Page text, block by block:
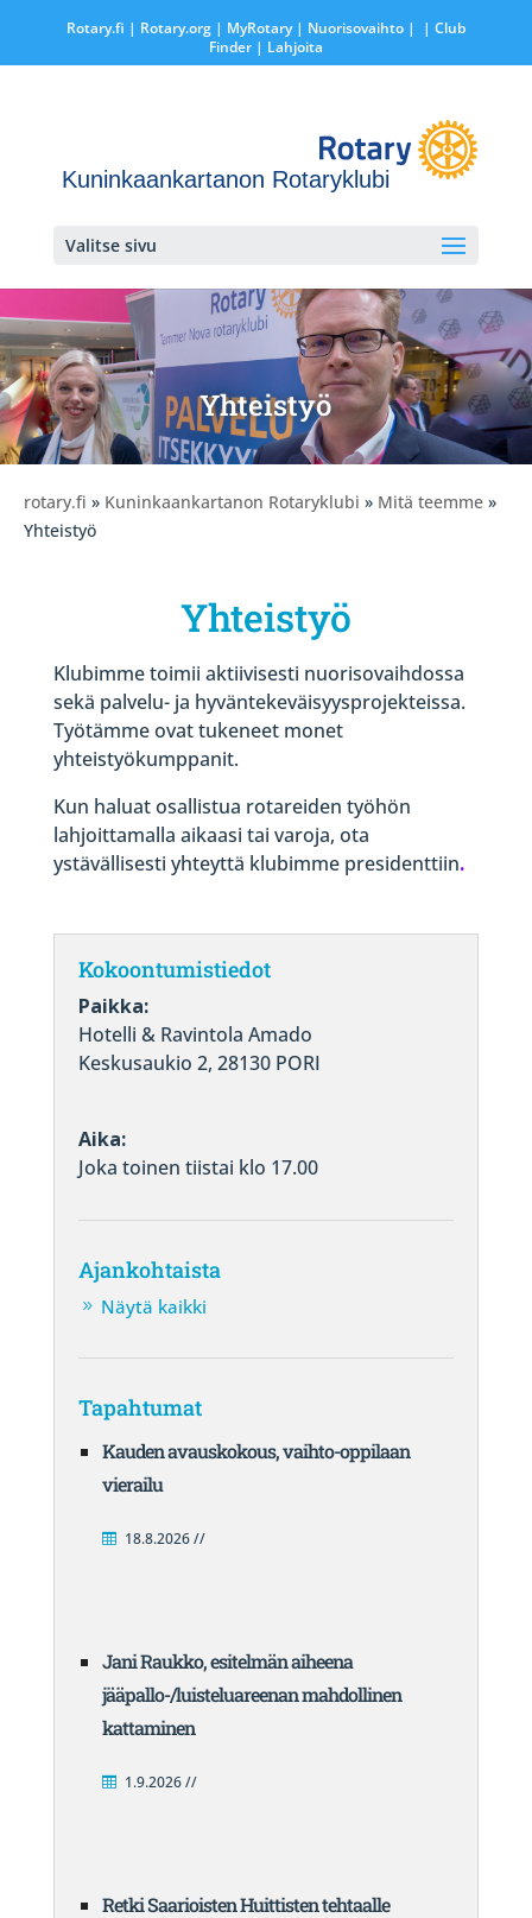
Rotary.fi | Rotary.org| MyRotary | Nuorisovaihto|
| Club
Finder| Lahjoita
Kuninkaankartanon Rotaryklubi
Valitse sivu
Yhteistyö
rotary.fi » Kuninkaankartanon Rotaryklubi » Mitä teemme »
Yhteistyö
Yhteistyö
Klubimme toimii aktiivisesti nuorisovaihdossa
sekä palvelu- ja hyväntekeväisyysprojekteissa.
Työtämme ovat tukeneet monet
yhteistyökumppanit.
Kun haluat osallistua rotareiden työhön
lahjoittamalla aikaasi tai varoja, ota
ystävällisesti yhteyttä klubimme presidenttiin.
Kokoontumistiedot
Paikka:
Hotelli & Ravintola Amado
Keskusaukio 2, 28130 PORI
Aika:
Joka toinen tiistai klo 17.00
Ajankohtaista
Näytä kaikki
Tapahtumat
Kauden avauskokous, vaihto-oppilaan
vierailu
18.8.2026 //
Jani Raukko, esitelmän aiheena
jääpallo-/luisteluareenan mahdollinen
kattaminen
1.9.2026 //
Retki Saarioisten Huittisten tehtaalle